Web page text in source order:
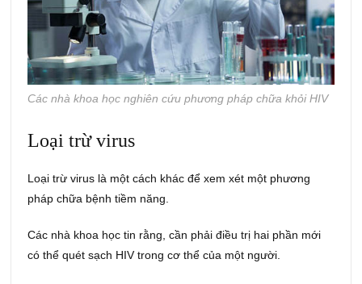
Các nhà khoa học nghiên cứu phương pháp chữa khỏi HIV
Loại trừ virus
Loại trừ virus là một cách khác để xem xét một phương
pháp chữa bệnh tiềm năng.
Các nhà khoa học tin rằng, cần phải điều trị hai phần mới
có thể quét sạch HIV trong cơ thể của một người.